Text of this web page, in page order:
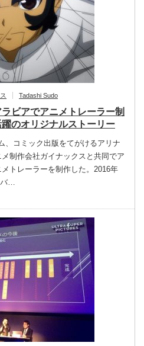
Tadashi Sudo
ビアでアニメトレーラー制
のオリジナルストーリー
、コミック出版をてがけるアリナ
制作会社ガイナックスと共同でア
トレーラーを制作した。2016年
バ…